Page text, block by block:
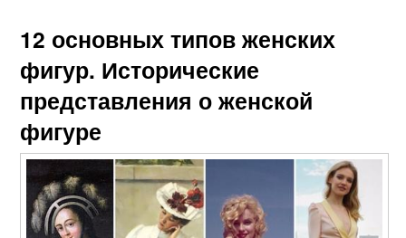
12 основных типов женских
фигур. Исторические
представления о женской
фигуре